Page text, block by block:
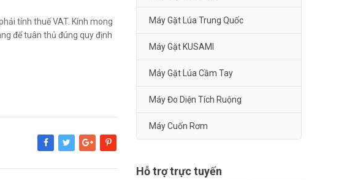
tính thuế VAT. Kính mong
để tuân thủ đúng quy định
Share Tweet Google+Pinterest
Máy Gặt Lúa Trung Quốc
Máy Gặt KUSAMI
Máy Gặt Lúa Cầm Tay
Máy Đo Diện Tích Ruộng
Máy Cuốn Rơm
Hỗ trợ trực tuyến